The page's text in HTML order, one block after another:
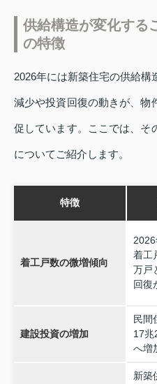
供給構造が変化する
の特徴
2026年には新築住宅の供給
減少や投資回復の動きが、物
促しています。ここでは、そ
についてご紹介します。
特徴
着工戸数の微増傾向
着工
万戸
回復
建設投資の増加
民間
17兆
へ増
新築